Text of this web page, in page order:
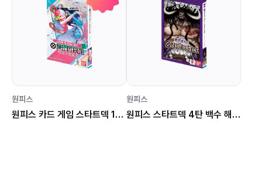
원피스
원피스 카드 게임 스타트덱 11탄 Side 우타 STK-11
원피스
원피스 스타트덱 4탄 백수 해적단 [STK-04]